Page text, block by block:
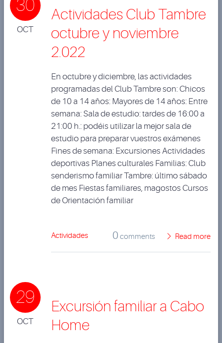
30
OCT
Actividades Club Tambre
octubre y noviembre
2.022
En octubre y diciembre, las actividades
programadas del Club Tambre son: Chicos
de 10 a 14 años: Mayores de 14 años: Entre
semana: Sala de estudio: tardes de 16:00 a
21:00 h.: podéis utilizar la mejor sala de
estudio para preparar vuestros exámenes
Fines de semana: Excursiones Actividades
deportivas Planes culturales Familias: Club
senderismo familiar Tambre: último sábado
de mes Fiestas familiares, magostos Cursos
de Orientación familiar
Actividades 0 comments Read more
29
OCT
Excursión familiar a Cabo
Home